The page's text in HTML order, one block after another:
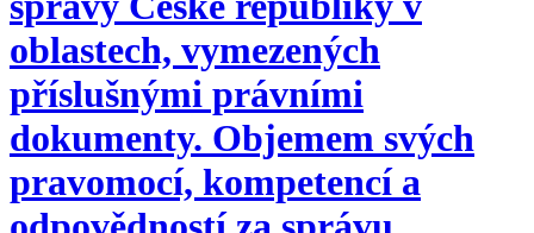
oblastech, vymezených
příslušnými právními
dokumenty. Objemem svých
pravomocí, kompetencí a